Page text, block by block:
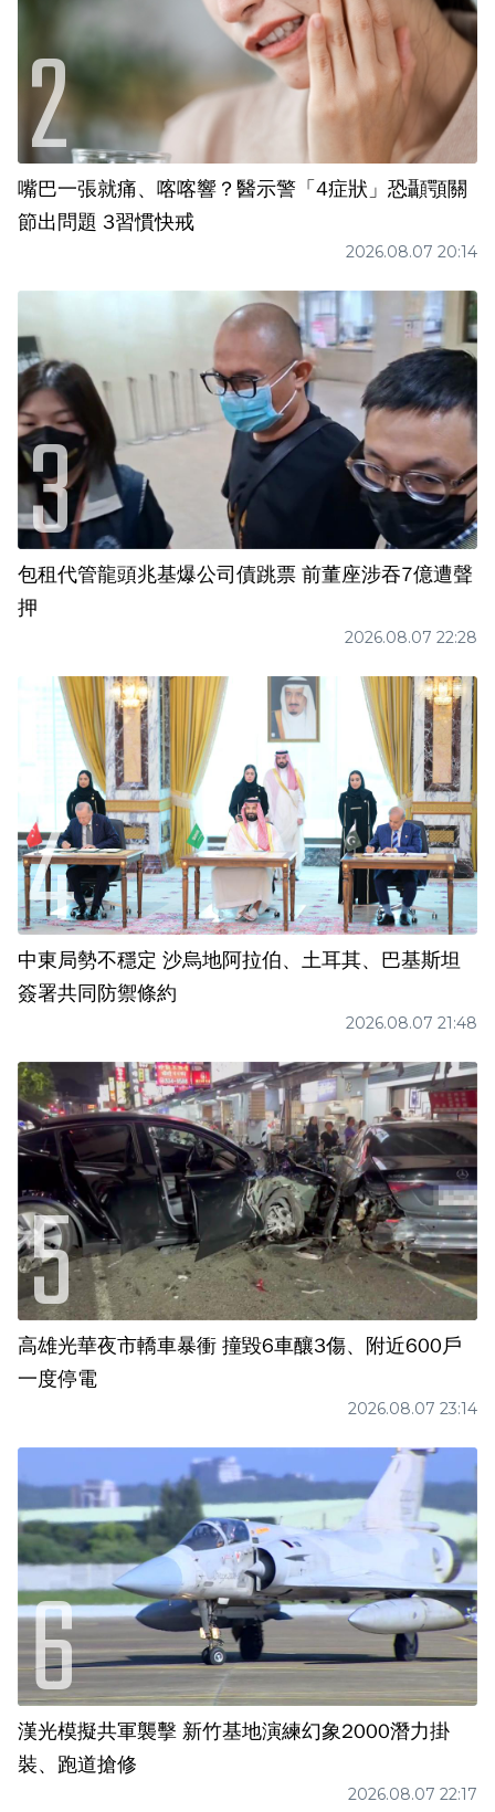
嘴巴一張就痛、喀喀響？醫示警「4症狀」恐顳顎關
節出問題 3習慣快戒
2026.08.07 20:14
包租代管龍頭兆基爆公司債跳票 前董座涉吞7億遭聲
押
2026.08.07 22:28
中東局勢不穩定 沙烏地阿拉伯、土耳其、巴基斯坦
簽署共同防禦條約
2026.08.07 21:48
高雄光華夜市轎車暴衝 撞毀6車釀3傷、附近600戶
一度停電
2026.08.07 23:14
漢光模擬共軍襲擊 新竹基地演練幻象2000潛力掛
裝、跑道搶修
2026.08.07 22:17